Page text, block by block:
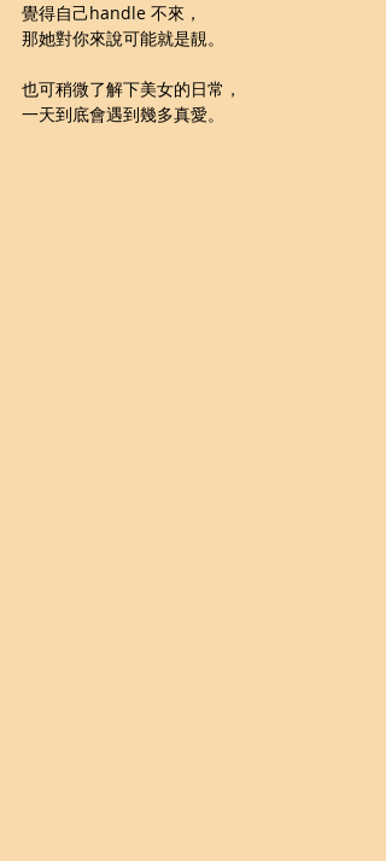
覺得自己handle 不來，
那她對你來說可能就是靚。
也可稍微了解下美女的日常，
一天到底會遇到幾多真愛。